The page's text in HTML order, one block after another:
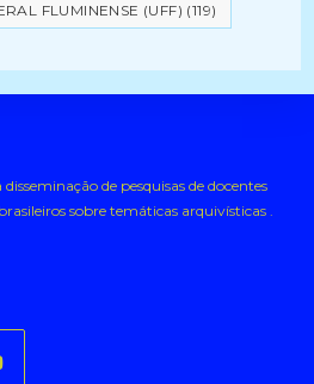
FLUMINENSE (UFF) (119)
de pesquisas de docentes
sobre temáticas arquivísticas .